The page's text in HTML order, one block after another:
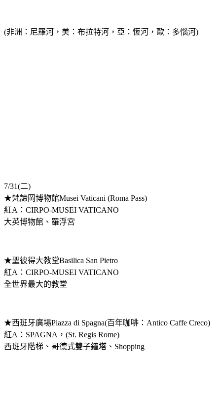
(非洲：尼羅河，美：布拉特河，亞：恆河，歐：多惱河)
7/31(二)
★梵諦岡博物館Musei Vaticani (Roma Pass)
紅A：CIRPO-MUSEI VATICANO
大英博物館、羅浮宮
★聖彼得大教堂Basilica San Pietro
紅A：CIRPO-MUSEI VATICANO
全世界最大的教堂
★西班牙廣場Piazza di Spagna(百年咖啡：Antico Caffe Creco)
紅A：SPAGNA，(St. Regis Rome)
西班牙階梯、哥德式雙子鐘塔、Shopping